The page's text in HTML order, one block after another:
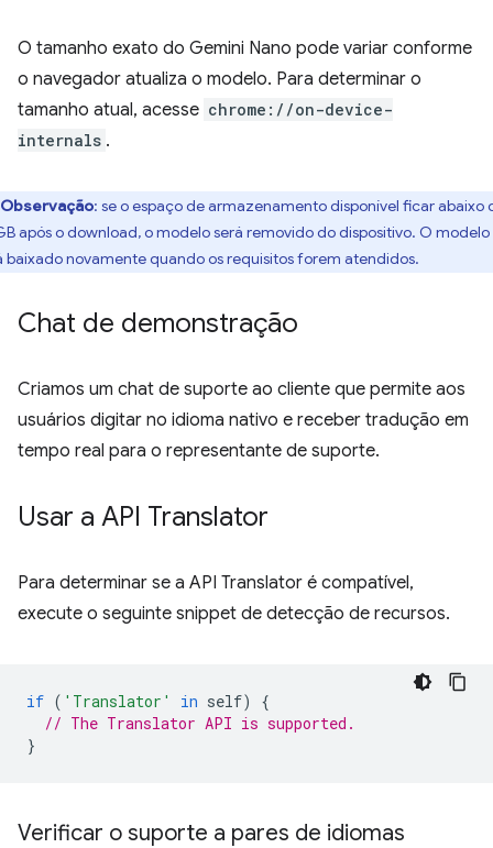
O tamanho exato do Gemini Nano pode variar conforme
o navegador atualiza o modelo. Para determinar o
tamanho atual, acesse chrome://on-device-
internals .
Observação: se o espaço de armazenamento disponível ficar abaixo
após o download, o modelo será removido do dispositivo. O modelo
baixado novamente quando os requisitos forem atendidos.
Chat de demonstração
Criamos um chat de suporte ao cliente que permite aos
usuários digitar no idioma nativo e receber tradução em
tempo real para o representante de suporte.
Usar a API Translator
Para determinar se a API Translator é compatível,
execute o seguinte snippet de detecção de recursos.
if ( 'Translator' in self)
{
// The Translator API is supported.
}
Verificar o suporte a pares de idiomas